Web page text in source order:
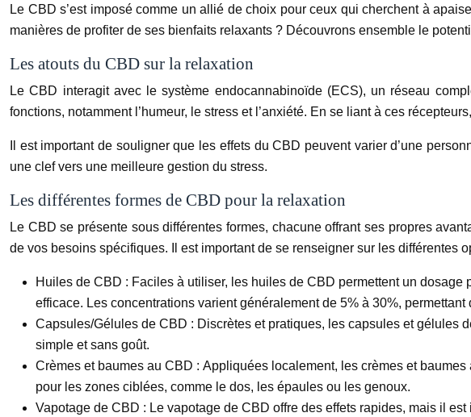
Le CBD s’est imposé comme un allié de choix pour ceux qui cherchent à
manières de profiter de ses bienfaits relaxants ? Découvrons ensemble le
Les atouts du CBD sur la relaxation
Le CBD interagit avec le système endocannabinoïde (ECS), un réseau
fonctions, notamment l’humeur, le stress et l’anxiété. En se liant à ces
Il est important de souligner que les effets du CBD peuvent varier d’une
une clef vers une meilleure gestion du stress.
Les différentes formes de CBD pour la relaxation
Le CBD se présente sous différentes formes, chacune offrant ses propres
de vos besoins spécifiques. Il est important de se renseigner sur les
Huiles de CBD : Faciles à utiliser, les huiles de CBD permettent un
efficace. Les concentrations varient généralement de 5% à 30%, permettant
Capsules/Gélules de CBD : Discrètes et pratiques, les capsules et gélules
simple et sans goût.
Crèmes et baumes au CBD : Appliquées localement, les crèmes et
pour les zones ciblées, comme le dos, les épaules ou les genoux.
Vapotage de CBD : Le vapotage de CBD offre des effets rapides, mais il